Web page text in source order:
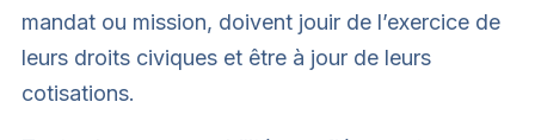
mandat ou mission, doivent jouir de l’exercice de
leurs droits civiques et être à jour de leurs
cotisations.